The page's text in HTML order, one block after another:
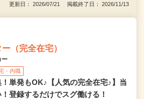
更新日： 2026/07/21 掲載終了日： 2026/11/13
（完全在宅）
ー
・内職
単発もOK♪【人気の完全在宅♪】当
登録するだけでスグ働ける！